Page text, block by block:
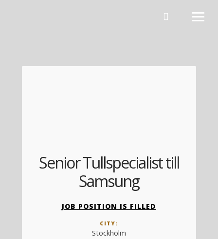
JOB POSITION IS FILLED
CITY:
Stockholm
Senior Tullspecialist till
Samsung